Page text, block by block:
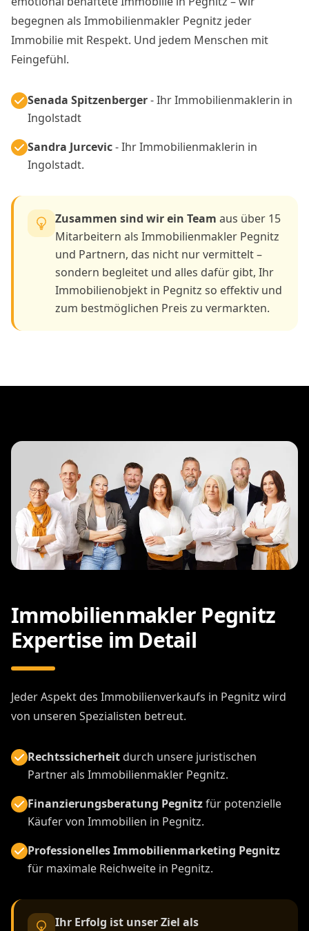
begegnen als Immobilienmakler Pegnitz jeder
Immobilie mit Respekt. Und jedem Menschen mit
Feingefühl.
Senada Spitzenberger- Ihr Immobilienmaklerin in
Ingolstadt
Sandra Jurcevic- Ihr Immobilienmaklerin in
Ingolstadt.
Zusammen sind wir ein Team aus über 15
Mitarbeitern als Immobilienmakler Pegnitz
und Partnern, das nicht nur vermittelt –
sondern begleitet und alles dafür gibt, Ihr
Immobilienobjekt in Pegnitz so effektiv und
zum bestmöglichen Preis zu vermarkten.
Immobilienmakler Pegnitz
Expertise im Detail
Jeder Aspekt des Immobilienverkaufs in Pegnitz wird
von unseren Spezialisten betreut.
Rechtssicherheitdurch unsere juristischen
Partner als Immobilienmakler Pegnitz.
Finanzierungsberatung Pegnitzfür potenzielle
Käufer von Immobilien in Pegnitz.
Professionelles Immobilienmarketing Pegnitz
für maximale Reichweite in Pegnitz.
Ihr Erfolg ist unser Ziel als